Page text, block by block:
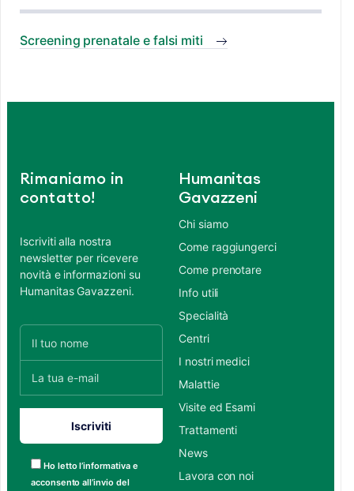
Screening prenatale e falsi miti
Rimaniamo in
contatto!
Iscriviti alla nostra
newsletter per ricevere
novità e informazioni su
Humanitas Gavazzeni.
Ho letto l’informativa e
acconsento all’invio del
Humanitas
Gavazzeni
Chi siamo
Come raggiungerci
Come prenotare
Info utili
Specialità
Centri
I nostri medici
Malattie
Visite ed Esami
Trattamenti
News
Lavora con noi